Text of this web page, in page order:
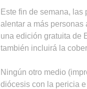
Este fin de semana,
alentar a más personas
una edición gratuita de
también incluirá la
Ningún otro medio
diócesis con la pericia